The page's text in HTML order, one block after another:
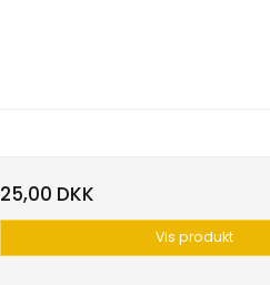
25,00 DKK
Vis produkt